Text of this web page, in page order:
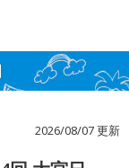
2026/08/07 更新